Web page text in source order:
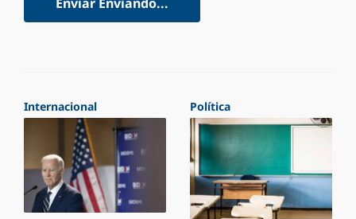
Internacional Política